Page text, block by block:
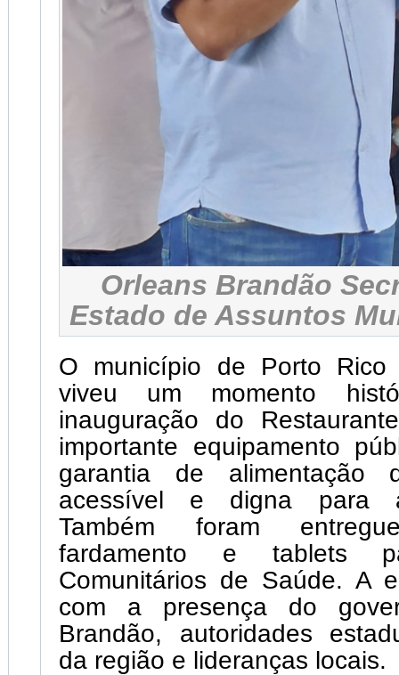
Orleans Brandão
Estado de Assuntos
O município de Porto Rico
viveu um momento
inauguração do
importante equipamento
garantia de alimentação
acessível e digna para
Também foram
fardamento e tablets
Comunitários de Saúde. A
com a presença do
Brandão, autoridades
da região e lideranças locais.